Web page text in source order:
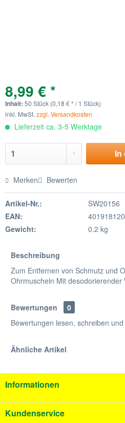
8,99 € *
Inhalt: 50 Stück (0,18 € * / 1 Stück)
inkl. MwSt. zzgl. Versandkosten
Lieferzeit ca. 3-5 Werktage
In
Merken Bewerten
Artikel-Nr.:
SW20156
EAN:
Gewicht:
0.2 kg
Beschreibung
Zum Entfernen von Schmutz und
Ohrmuscheln Mit desodorierender
Bewertungen
0
Bewertungen lesen, schreiben
Ähnliche Artikel
Informationen
Kundenservice